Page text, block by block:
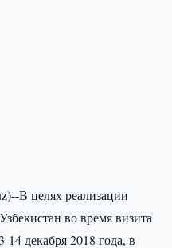
В целях реализации
во время визита
декабря 2018 года, в